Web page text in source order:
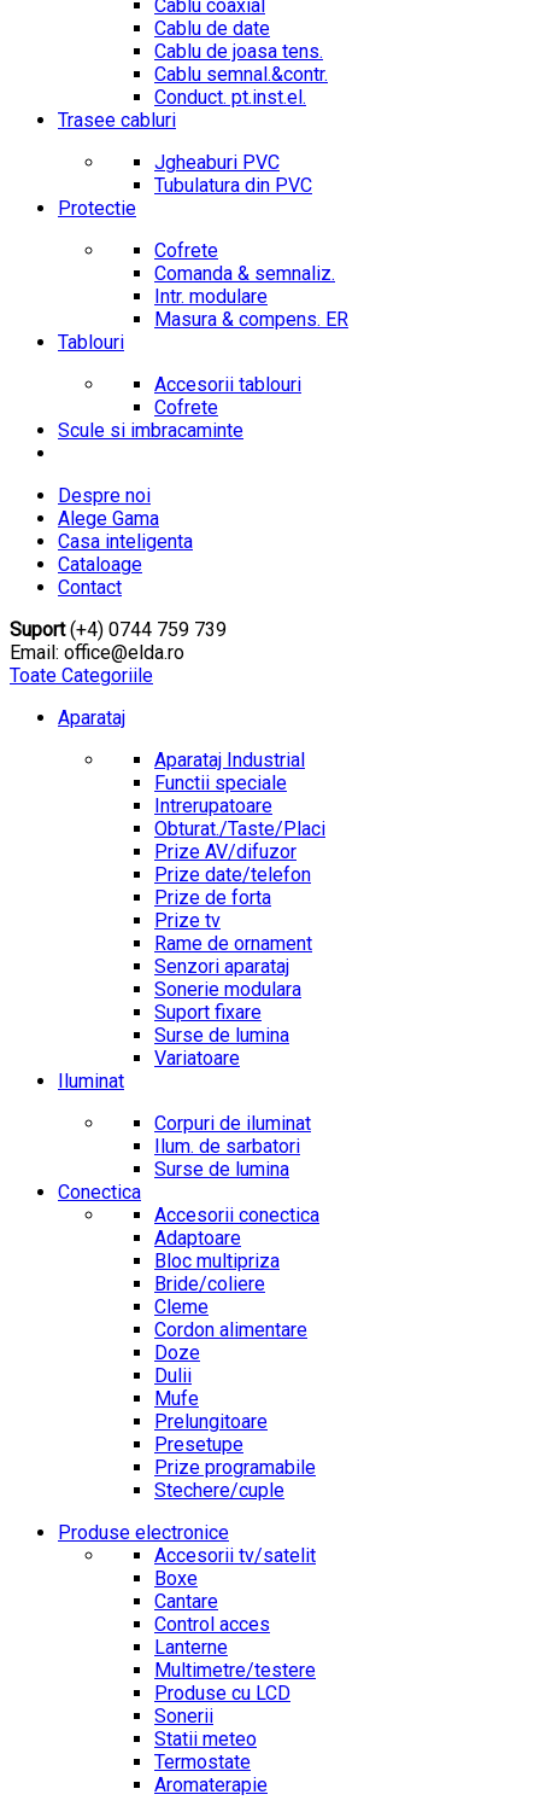
Cablu coaxial
Cablu de date
Cablu de joasa tens.
Cablu semnal.&contr.
Conduct. pt.inst.el.
Trasee cabluri
Jgheaburi PVC
Tubulatura din PVC
Protectie
Cofrete
Comanda & semnaliz.
Intr. modulare
Masura & compens. ER
Tablouri
Accesorii tablouri
Cofrete
Scule si imbracaminte
Despre noi
Alege Gama
Casa inteligenta
Cataloage
Contact
Suport(+4) 0744 759 739
Email: office@elda.ro
Toate Categoriile
Aparataj
Aparataj Industrial
Functii speciale
Intrerupatoare
Obturat./Taste/Placi
Prize AV/difuzor
Prize date/telefon
Prize de forta
Prize tv
Rame de ornament
Senzori aparataj
Sonerie modulara
Suport fixare
Surse de lumina
Variatoare
Iluminat
Corpuri de iluminat
Ilum. de sarbatori
Surse de lumina
Conectica
Accesorii conectica
Adaptoare
Bloc multipriza
Bride/coliere
Cleme
Cordon alimentare
Doze
Dulii
Mufe
Prelungitoare
Presetupe
Prize programabile
Stechere/cuple
Produse electronice
Accesorii tv/satelit
Boxe
Cantare
Control acces
Lanterne
Multimetre/testere
Produse cu LCD
Sonerii
Statii meteo
Termostate
Aromaterapie